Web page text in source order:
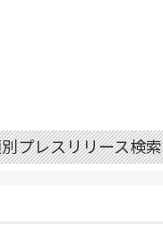
プレスリリース検索